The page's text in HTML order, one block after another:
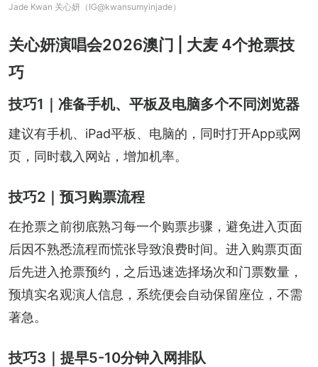
Jade Kwan 关心妍（IG@kwansumyinjade）
关心妍演唱会2026澳门 | 大麦 4个抢票技
巧
技巧1｜准备手机、平板及电脑多个不同浏览器
建议有手机、iPad平板、电脑的，同时打开App或网
页，同时载入网站，增加机率。
技巧2｜预习购票流程
在抢票之前彻底熟习每一个购票步骤，避免进入页面
后因不熟悉流程而慌张导致浪费时间。进入购票页面
后先进入抢票预约，之后迅速选择场次和门票数量，
预填实名观演人信息，系统便会自动保留座位，不需
著急。
技巧3｜提早5-10分钟入网排队